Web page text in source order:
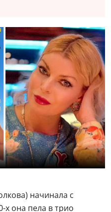
начинала с
х она пела в трио